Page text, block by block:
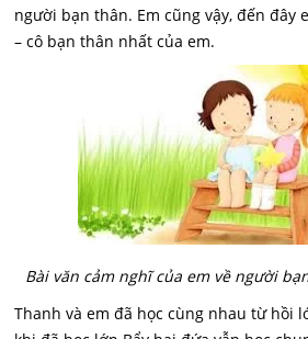
người bạn thân. Em cũng vậy, đến đây
– cô bạn thân nhất của em.
Bài văn cảm nghĩ của em về người
Thanh và em đã học cùng nhau từ hồi